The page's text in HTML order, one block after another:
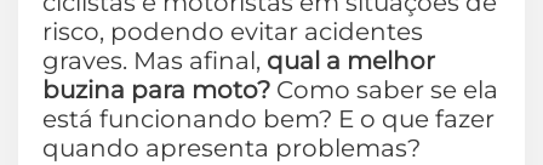
risco, podendo evitar acidentes
graves. Mas afinal, qual a melhor
buzina para moto? Como saber se ela
está funcionando bem? E o que fazer
quando apresenta problemas?